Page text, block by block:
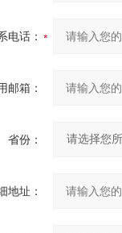
电话：
邮箱：
省份：
地址：